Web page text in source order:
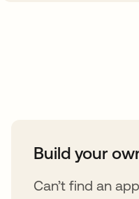
Build your
Can’t find an